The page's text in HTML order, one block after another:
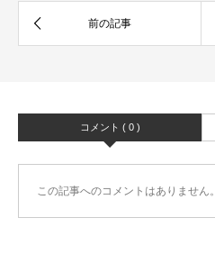
コメント ( 0 )
この記事へのコメントはありません。